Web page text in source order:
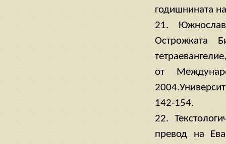
годишнината
21.
Острожката
от
142-154.
22.
превод на